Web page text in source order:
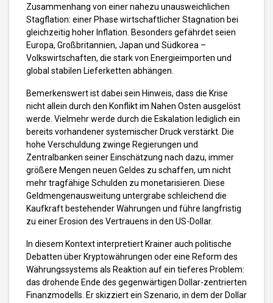
Zusammenhang von einer nahezu unausweichlichen
Stagflation: einer Phase wirtschaftlicher Stagnation bei
gleichzeitig hoher Inflation. Besonders gefährdet seien
Europa, Großbritannien, Japan und Südkorea –
Volkswirtschaften, die stark von Energieimporten und
global stabilen Lieferketten abhängen.
Bemerkenswert ist dabei sein Hinweis, dass die Krise
nicht allein durch den Konflikt im Nahen Osten ausgelöst
werde. Vielmehr werde durch die Eskalation lediglich ein
bereits vorhandener systemischer Druck verstärkt. Die
hohe Verschuldung zwinge Regierungen und
Zentralbanken seiner Einschätzung nach dazu, immer
größere Mengen neuen Geldes zu schaffen, um nicht
mehr tragfähige Schulden zu monetarisieren. Diese
Geldmengenausweitung untergrabe schleichend die
Kaufkraft bestehender Währungen und führe langfristig
zu einer Erosion des Vertrauens in den US-Dollar.
In diesem Kontext interpretiert Krainer auch politische
Debatten über Kryptowährungen oder eine Reform des
Währungssystems als Reaktion auf ein tieferes Problem:
das drohende Ende des gegenwärtigen Dollar-zentrierten
Finanzmodells. Er skizziert ein Szenario, in dem der Dollar